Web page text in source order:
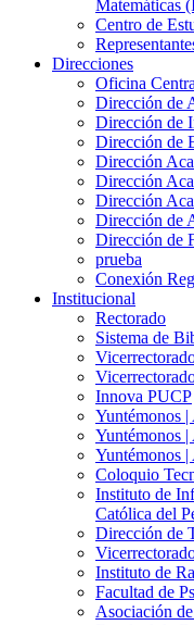
Matemáticas
Centro de
Direcciones
Oficina
Dirección de
Dirección de
Dirección de
Dirección
Dirección
Dirección
Dirección de
Dirección de
prueba
Conexión
Institucional
Rectorado
Sistema de
Innova PUCP
Yuntémonos
Yuntémonos
Yuntémonos
Coloquio
Instituto de
Católica del
Dirección de
Instituto de
Facultad de
Asociación